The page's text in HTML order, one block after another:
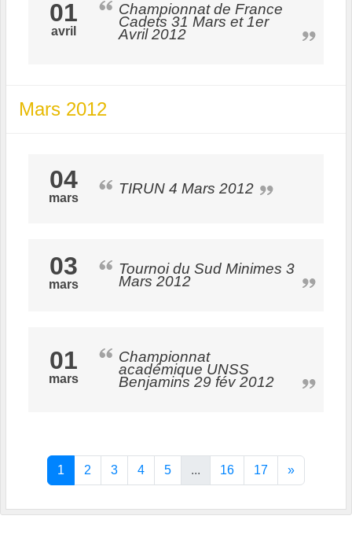
01
avril
Championnat de France
Cadets 31 Mars et 1er
Avril 2012
Mars 2012
04
mars
TIRUN 4 Mars 2012
03
mars
Tournoi du Sud Minimes 3
Mars 2012
01
mars
Championnat
académique UNSS
Benjamins 29 fév 2012
1 2 3 4 5 ... 16 17 »